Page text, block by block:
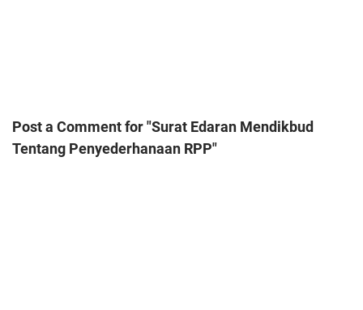
Post a Comment for "Surat Edaran Mendikbud
Tentang Penyederhanaan RPP"